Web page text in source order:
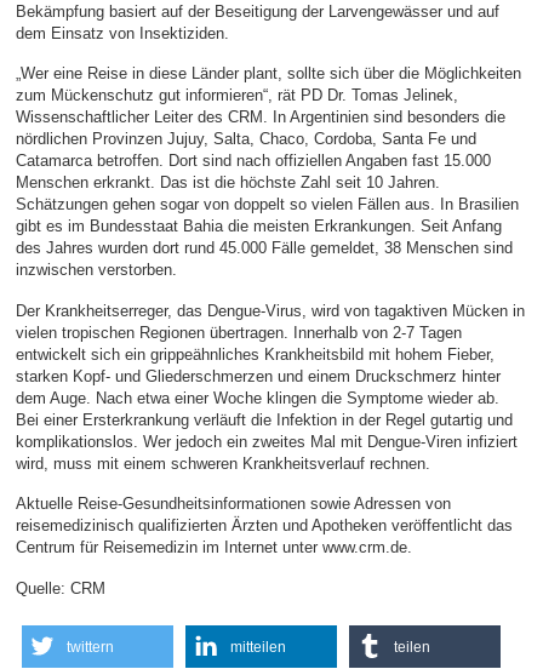
Bekämpfung basiert auf der Beseitigung der Larvengewässer und auf
dem Einsatz von Insektiziden.
„Wer eine Reise in diese Länder plant, sollte sich über die Möglichkeiten
zum Mückenschutz gut informieren“, rät PD Dr. Tomas Jelinek,
Wissenschaftlicher Leiter des CRM. In Argentinien sind besonders die
nördlichen Provinzen Jujuy, Salta, Chaco, Cordoba, Santa Fe und
Catamarca betroffen. Dort sind nach offiziellen Angaben fast 15.000
Menschen erkrankt. Das ist die höchste Zahl seit 10 Jahren.
Schätzungen gehen sogar von doppelt so vielen Fällen aus. In Brasilien
gibt es im Bundesstaat Bahia die meisten Erkrankungen. Seit Anfang
des Jahres wurden dort rund 45.000 Fälle gemeldet, 38 Menschen sind
inzwischen verstorben.
Der Krankheitserreger, das Dengue-Virus, wird von tagaktiven Mücken in
vielen tropischen Regionen übertragen. Innerhalb von 2-7 Tagen
entwickelt sich ein grippeähnliches Krankheitsbild mit hohem Fieber,
starken Kopf- und Gliederschmerzen und einem Druckschmerz hinter
dem Auge. Nach etwa einer Woche klingen die Symptome wieder ab.
Bei einer Ersterkrankung verläuft die Infektion in der Regel gutartig und
komplikationslos. Wer jedoch ein zweites Mal mit Dengue-Viren infiziert
wird, muss mit einem schweren Krankheitsverlauf rechnen.
Aktuelle Reise-Gesundheitsinformationen sowie Adressen von
reisemedizinisch qualifizierten Ärzten und Apotheken veröffentlicht das
Centrum für Reisemedizin im Internet unter www.crm.de.
Quelle: CRM
twittern mitteilen teilen